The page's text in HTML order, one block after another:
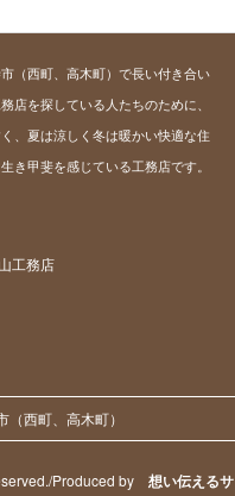
（西町、高木町）で長い付き合い
店を探している人たちのために、
、夏は涼しく冬は暖かい快適な住
き甲斐を感じている工務店です。
（西町、高木町）
Produced by 想い伝えるサ